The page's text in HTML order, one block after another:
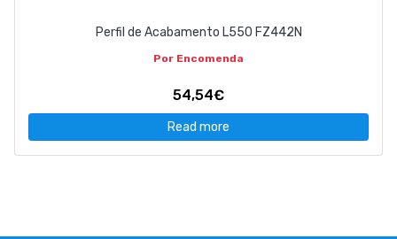
Perfil de Acabamento L550 FZ442N
Por Encomenda
54,54€
Read more